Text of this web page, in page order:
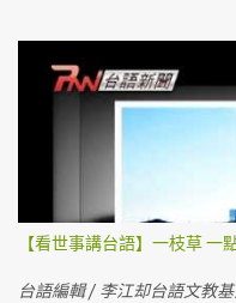
【看世事講台語】一枝草 一
台語編輯 / 李江却台語文教